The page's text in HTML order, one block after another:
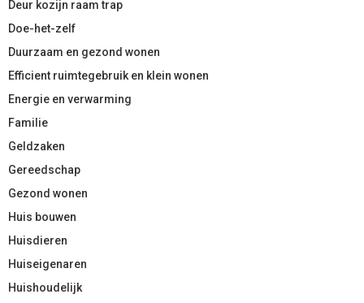
Deur kozijn raam trap
Doe-het-zelf
Duurzaam en gezond wonen
Efficient ruimtegebruik en klein wonen
Energie en verwarming
Familie
Geldzaken
Gereedschap
Gezond wonen
Huis bouwen
Huisdieren
Huiseigenaren
Huishoudelijk